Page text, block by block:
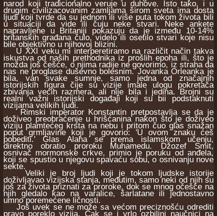
narod koji tradicionalno veruje u duhove. Isto tako, i u
drugim civilizacovanim zamljama širom sveta ima dosta
ljudi koji tvrde da su jednom ili više puta tokom života bili
u situaciji da vide ili čuju neke stvari. Neke ankete
napravljene u Britaniji pokazuju da je između 10-14%
britanskih građana čulo, videlo ili osetilo stvari koje nisu
bile objektivno u njihovoj blizini.
U XXI veku mi interperetiramo na različit način takva
iskustva od naših prethodnika iz prošlih epoha ili, što je
možda još češće, o njima radije ne govorimo, iz straha da
nas ne proglase duševno bolesnim. Jovanka Orleanka je
bila, van svake sumnje, samo jedna od značajnih
istorijskih figura čije su vizije imale ulogu pokretača
zbivanja većih razmera, ali nije bila i jedina. Brojni su
realni važni istorijski događaji koji su bii podstaknuti
vizijama velikih ljudi.
Rimski imperator Konstantin pretpostavlja se da je
doživeo preobraćenje u hrišćanina nakon što je doživeo
viziju plamtećeg krsta na nebu i pritom čuo glas snažan
poput grmljavine koji je govorio: 'U ovom znaku ćeš
pobediti.' Glas Alaha se prema islamskom učenju,
direktno obratio proroku Muhamedu. Džozef Smit,
osnivač mormonske crkve, primio je poruku od anđela,
koji se spustio u njegovu spavaću sobu, o osnivanju nove
sekte.
Veliki je broj ljudi koji je tokom ljudske istorije
doživljavao vizijska stanja, međutim, samo neki od njih su
još za života priznati za proroke, dok se mnog očešće na
njih gledalo kao na varalice, šarlatane ili jednostavno
umno poremećene ličnosti.
Još uvek se ne može sa većom preciznošću odrediti
pravo poreklo vizija. Čak se i vrlo ozbiljni naučnici na